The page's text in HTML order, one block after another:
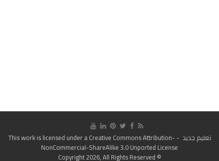
تعليم جديد - This work is licensed under a
Creative Commons Attribution-
NonCommercial-ShareAlike 3.0 Unported License
© Copyright 2026, All Rights Reserved